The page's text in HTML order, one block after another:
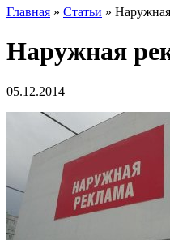
Главная » Статьи » Наружная
Наружная
05.12.2014